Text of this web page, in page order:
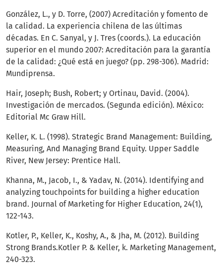
González, L., y D. Torre, (2007) Acreditación y fomento de
la calidad. La experiencia chilena de las últimas
décadas. En C. Sanyal, y J. Tres (coords.). La educación
superior en el mundo 2007: Acreditación para la garantía
de la calidad: ¿Qué está en juego? (pp. 298-306). Madrid:
Mundiprensa.
Hair, Joseph; Bush, Robert; y Ortinau, David. (2004).
Investigación de mercados. (Segunda edición). México:
Editorial Mc Graw Hill.
Keller, K. L. (1998). Strategic Brand Management: Building,
Measuring, And Managing Brand Equity. Upper Saddle
River, New Jersey: Prentice Hall.
Khanna, M., Jacob, I., & Yadav, N. (2014). Identifying and
analyzing touchpoints for building a higher education
brand. Journal of Marketing for Higher Education, 24(1),
122-143.
Kotler, P., Keller, K., Koshy, A., & Jha, M. (2012). Building
Strong Brands.Kotler P. & Keller, k. Marketing Management,
240-323.